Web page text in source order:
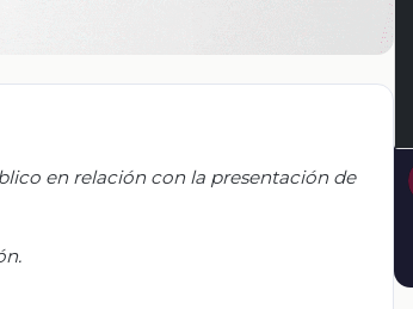
en relación con la presentación de